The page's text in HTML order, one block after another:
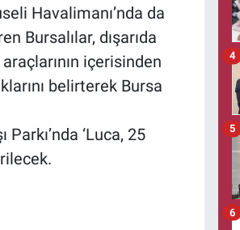
Havalimanı’nda da
Bursalılar, dışarıda
araçlarının içerisinden
belirterek Bursa
‘Luca, 25
4
5
6